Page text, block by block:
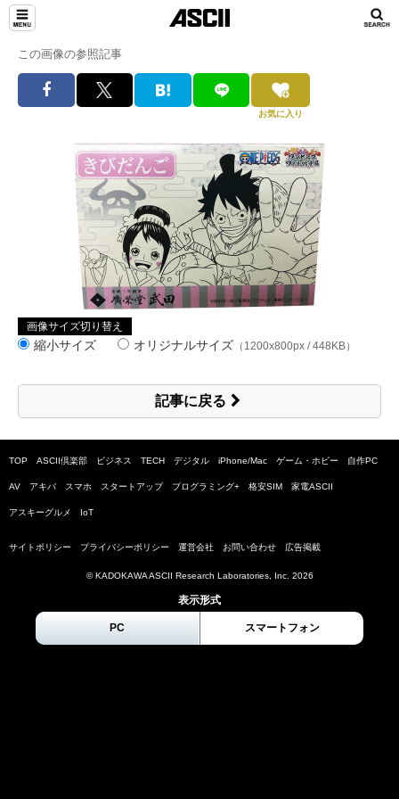
この画像の参照記事
お気に入り
画像サイズ切り替え
縮小サイズ オリジナルサイズ （1200x800px / 448KB）
記事に戻る
TOP ASCII倶楽部 ビジネス TECH デジタル iPhone/Mac ゲーム・ホビー 自作PC
AV アキバ スマホ スタートアップ プログラミング+ 格安SIM 家電ASCII
アスキーグルメ IoT
サイトポリシー プライバシーポリシー 運営会社 お問い合わせ 広告掲載
© KADOKAWA ASCII Research Laboratories, Inc. 2026
表示形式
PC スマートフォン